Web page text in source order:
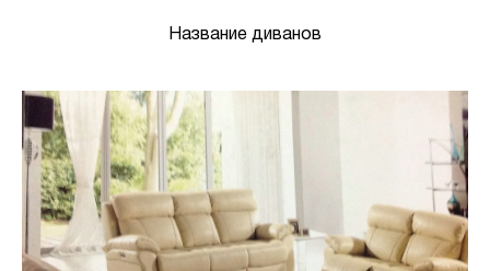
Название диванов